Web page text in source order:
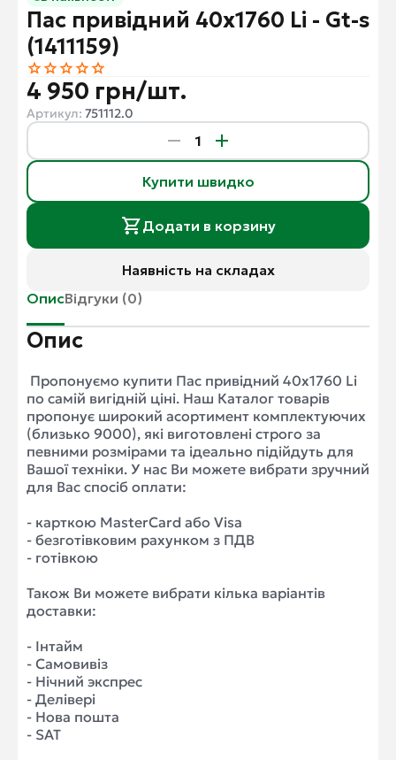
Пас привідний 40x1760 Li - Gt-s
(1411159)
4 950 грн/шт.
Артикул: 751112.0
Купити швидко
Додати в корзину
Наявність на складах
ОписВідгуки (0)
Опис
Пропонуємо купити Пас привідний 40x1760 Li
по самій вигідній ціні. Наш Каталог товарів
пропонує широкий асортимент комплектуючих
(близько 9000), які виготовлені строго за
певними розмірами та ідеально підійдуть для
Вашої техніки. У нас Ви можете вибрати зручний
для Вас спосіб оплати:
- карткою MasterCard або Visa
- безготівковим рахунком з ПДВ
- готівкою
Також Ви можете вибрати кілька варіантів
доставки:
- Інтайм
- Самовивіз
- Нічний экспрес
- Делівері
- Нова пошта
- SAT